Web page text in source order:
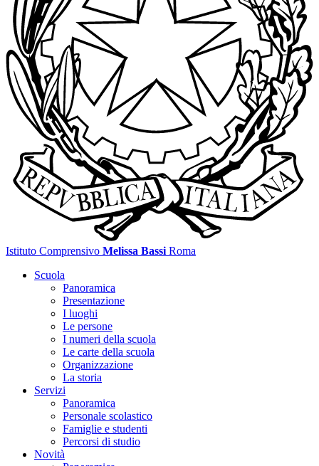
Istituto Comprensivo Melissa Bassi Roma
Scuola
Panoramica
Presentazione
I luoghi
Le persone
I numeri della scuola
Le carte della scuola
Organizzazione
La storia
Servizi
Panoramica
Personale scolastico
Famiglie e studenti
Percorsi di studio
Novità